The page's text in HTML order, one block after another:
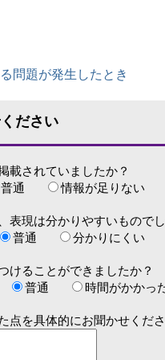
問題が発生したとき
ださい
載されていましたか？
普通 情報が足りない
表現は分かりやすいもので
普通 分かりにくい
けることができましたか？
普通 時間がかかっ
点を具体的にお聞かせくださ